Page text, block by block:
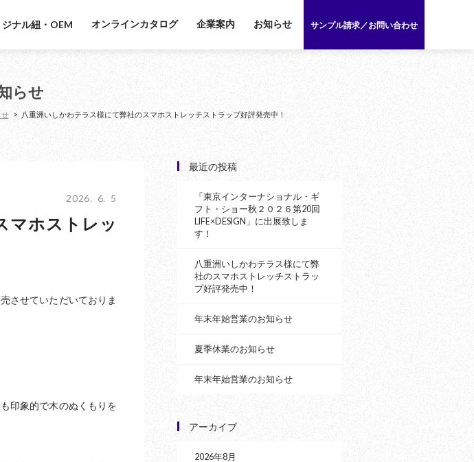
ジナル紐・OEM オンラインカタログ 企業案内 お知らせ サンプル請求／お問い合わせ
らせ
せ> 八重洲いしかわテラス様にて弊社のスマホストレッチストラップ好評発売中！
2026. 6. 5
マホストレッ
させていただいておりま
印象的で木のぬくもりを
最近の投稿
「東京インターナショナル・ギ
フト・ショー秋２０２６第20回
LIFE×DESIGN」に出展致しま
す！
八重洲いしかわテラス様にて弊
社のスマホストレッチストラッ
プ好評発売中！
年末年始営業のお知らせ
夏季休業のお知らせ
年末年始営業のお知らせ
アーカイブ
2026年8月